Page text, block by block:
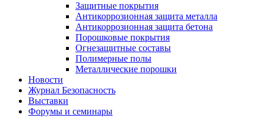
Защитные покрытия
Антикоррозионная защита металла
Антикоррозионная защита бетона
Порошковые покрытия
Огнезащитные составы
Полимерные полы
Металлические порошки
Новости
Журнал Безопасность
Выставки
Форумы и семинары